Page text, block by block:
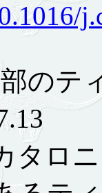
のテ
ロニ